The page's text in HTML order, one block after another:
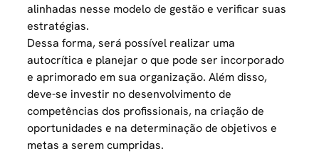
alinhadas nesse modelo de gestão e verificar suas
estratégias.
Dessa forma, será possível realizar uma
autocrítica e planejar o que pode ser incorporado
e aprimorado em sua organização. Além disso,
deve-se investir no desenvolvimento de
competências dos profissionais, na criação de
oportunidades e na determinação de objetivos e
metas a serem cumpridas.